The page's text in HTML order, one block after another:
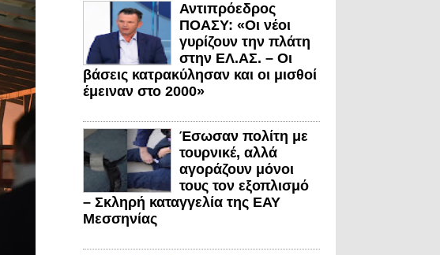
Αντιπρόεδρος
ΠΟΑΣΥ: «Οι νέοι
γυρίζουν την πλάτη
στην ΕΛ.ΑΣ. – Οι
βάσεις κατρακύλησαν και οι μισθοί
έμειναν στο 2000»
Έσωσαν πολίτη με
τουρνικέ, αλλά
αγοράζουν μόνοι
τους τον εξοπλισμό
– Σκληρή καταγγελία της ΕΑΥ
Μεσσηνίας